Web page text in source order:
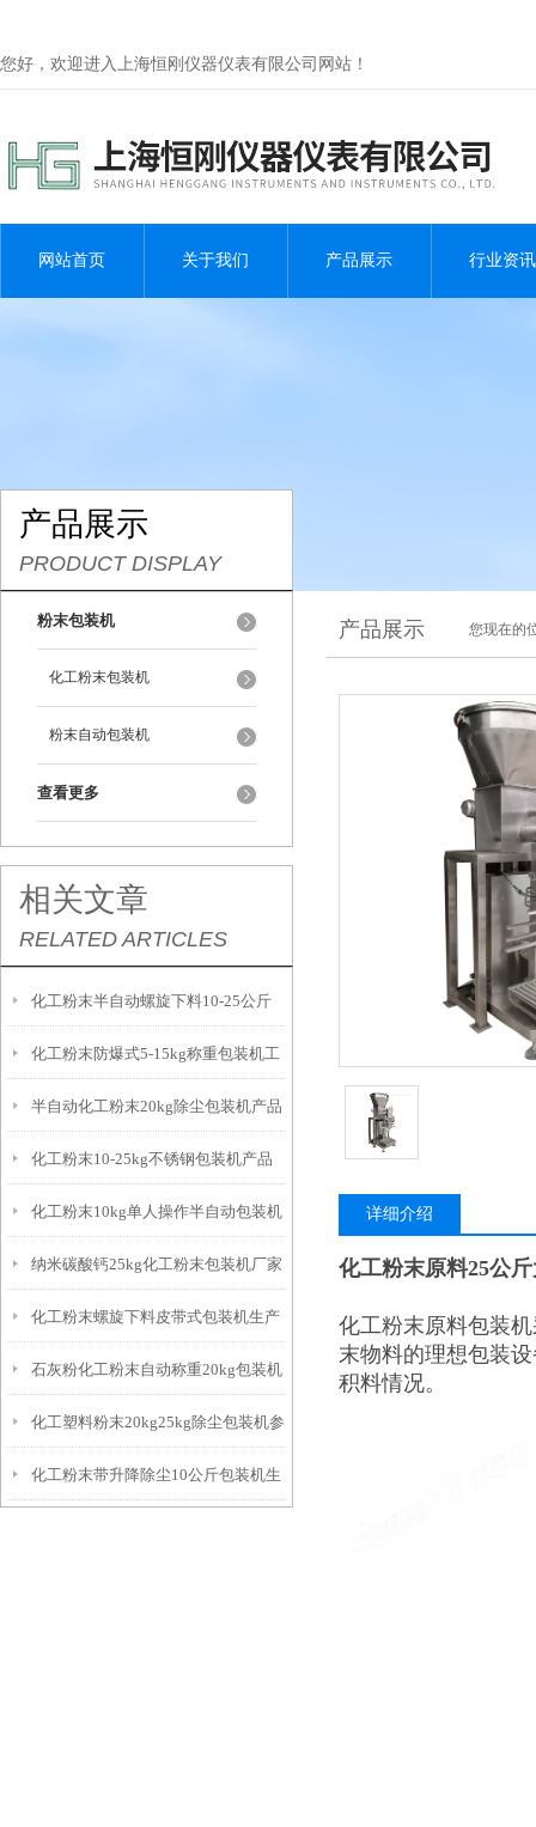
您好，欢迎进入上海恒刚仪器仪表有限公司网站！
网站首页 关于我们 产品展示 行业资讯
产品展示
PRODUCT DISPLAY
粉末包装机
化工粉末包装机
粉末自动包装机
查看更多
相关文章
RELATED ARTICLES
化工粉末半自动螺旋下料10-25公斤
包装机计量精准
化工粉末防爆式5-15kg称重包装机工
厂生产
半自动化工粉末20kg除尘包装机产品
简介
化工粉末10-25kg不锈钢包装机产品
简介
化工粉末10kg单人操作半自动包装机
简介
纳米碳酸钙25kg化工粉末包装机厂家
化工粉末螺旋下料皮带式包装机生产
厂家
石灰粉化工粉末自动称重20kg包装机
厂家
化工塑料粉末20kg25kg除尘包装机参
数
化工粉末带升降除尘10公斤包装机生
产品展示 您现在的
详细介绍
化工粉末原料25公
化工粉末原料包装机
末物料的理想包装
积料情况。